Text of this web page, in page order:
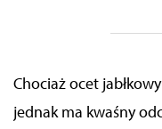
Chociaż ocet
jednakma kwaśny